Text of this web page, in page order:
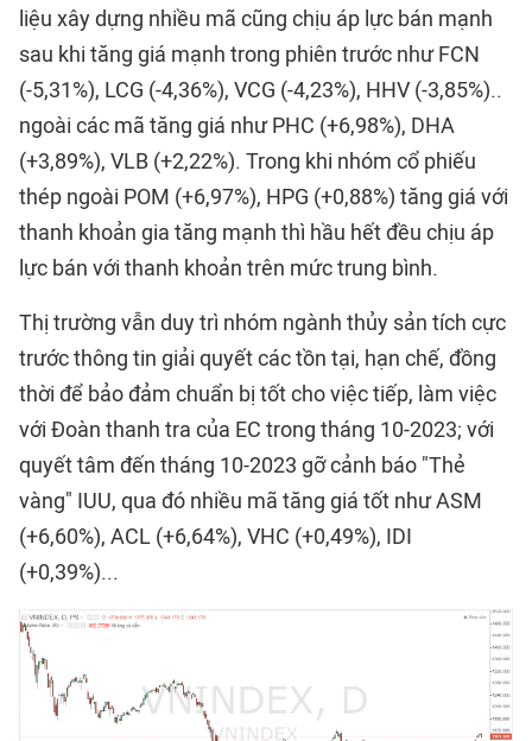
liệu xây dựng nhiều mã cũng chịu áp lực bán mạnh
sau khi tăng giá mạnh trong phiên trước như FCN
(-5,31%), LCG (-4,36%), VCG (-4,23%), HHV (-3,85%)..
ngoài các mã tăng giá như PHC (+6,98%), DHA
(+3,89%), VLB (+2,22%). Trong khi nhóm cổ phiếu
thép ngoài POM (+6,97%), HPG (+0,88%) tăng giá với
thanh khoản gia tăng mạnh thì hầu hết đều chịu áp
lực bán với thanh khoản trên mức trung bình.
Thị trường vẫn duy trì nhóm ngành thủy sản tích cực
trước thông tin giải quyết các tồn tại, hạn chế, đồng
thời để bảo đảm chuẩn bị tốt cho việc tiếp, làm việc
với Đoàn thanh tra của EC trong tháng 10-2023; với
quyết tâm đến tháng 10-2023 gỡ cảnh báo "Thẻ
vàng" IUU, qua đó nhiều mã tăng giá tốt như ASM
(+6,60%), ACL (+6,64%), VHC (+0,49%), IDI
(+0,39%)...